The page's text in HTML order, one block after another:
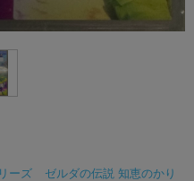
ーズ
ゼルダの伝説 知恵のかり